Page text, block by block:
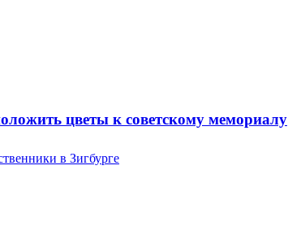
цветы к советскому мемориалу